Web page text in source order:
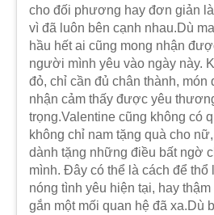
cho đối phương hay đơn giản là
vì đã luôn bên cạnh nhau.Dù
hầu hết ai cũng mong nhận
người mình yêu vào ngày này.
đỏ, chỉ cần đủ chân thành,
nhận cảm thấy được yêu
trọng.Valentine cũng không có
không chỉ nam tặng quà cho
dành tặng những điều bất ngờ
mình. Đây có thể là cách để thổ
nóng tình yêu hiện tại, hay
gắn một mối quan hệ đã xa.Dù